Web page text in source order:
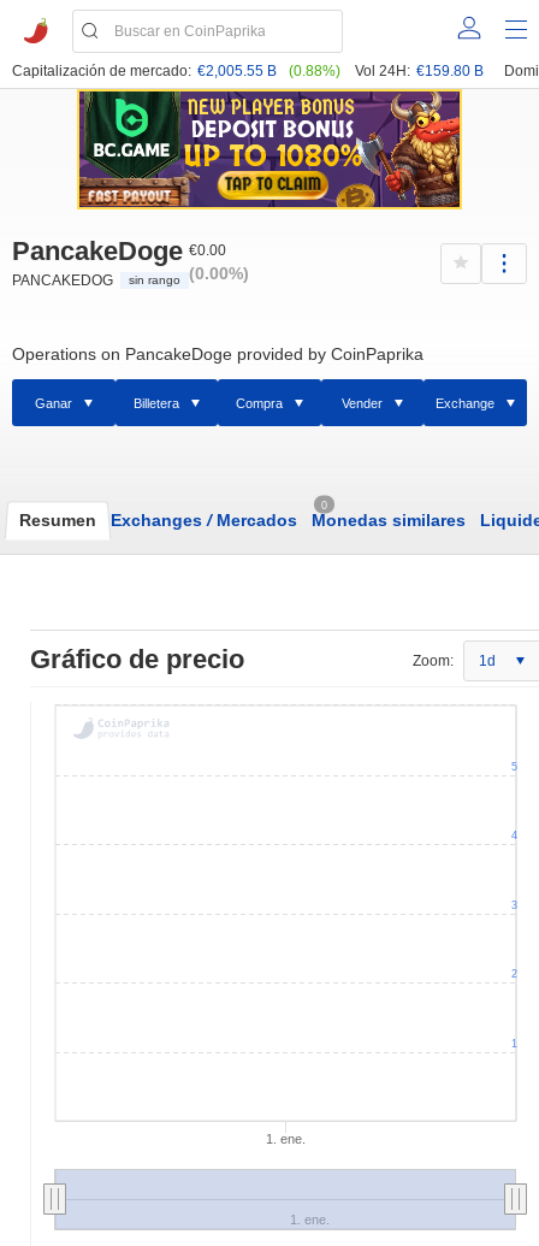
Capitalización de mercado: €2,005.55 B (0.88%) Vol 24H: €159.80 B
PancakeDoge
PANCAKEDOG sin rango
€0.00
(0.00%)
Operations on PancakeDoge provided by CoinPaprika
Ganar Billetera Compra Vender Exchange
Resumen Exchanges /Mercados
0
Monedas similares
Gráfico de precio Zoom: 1d
1. ene.
1. ene.
1
2
3
4
5